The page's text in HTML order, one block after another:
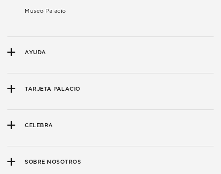
Museo Palacio
AYUDA
TARJETA PALACIO
CELEBRA
SOBRE NOSOTROS